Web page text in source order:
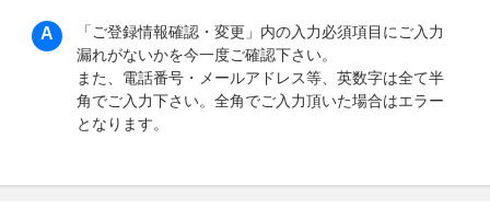
「ご登録情報確認・変更」内の入力必須項目にご入力
漏れがないかを今一度ご確認下さい。
また、電話番号・メールアドレス等、英数字は全て半
角でご入力下さい。全角でご入力頂いた場合はエラー
となります。